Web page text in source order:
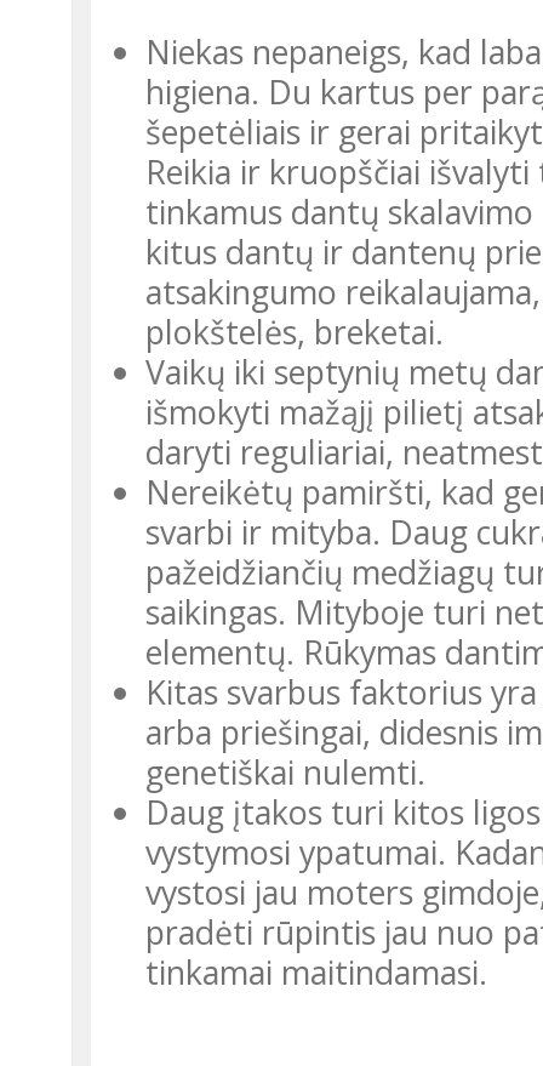
Niekas nepaneigs, kad
higiena. Du kartus per
šepetėliais ir gerai
Reikia ir kruopščiai
tinkamus dantų
kitus dantų ir dantenų
atsakingumo
plokštelės, breketai.
Vaikų iki septynių metų
išmokyti mažąjį pilietį
daryti reguliariai,
Nereikėtų pamiršti, kad
svarbi ir mityba. Daug
pažeidžiančių medžiagų
saikingas. Mityboje turi
elementų. Rūkymas
Kitas svarbus faktorius
arba priešingai, didesnis
genetiškai nulemti.
Daug įtakos turi kitos
vystymosi ypatumai.
vystosi jau moters
pradėti rūpintis jau nuo
tinkamai maitindamasi.